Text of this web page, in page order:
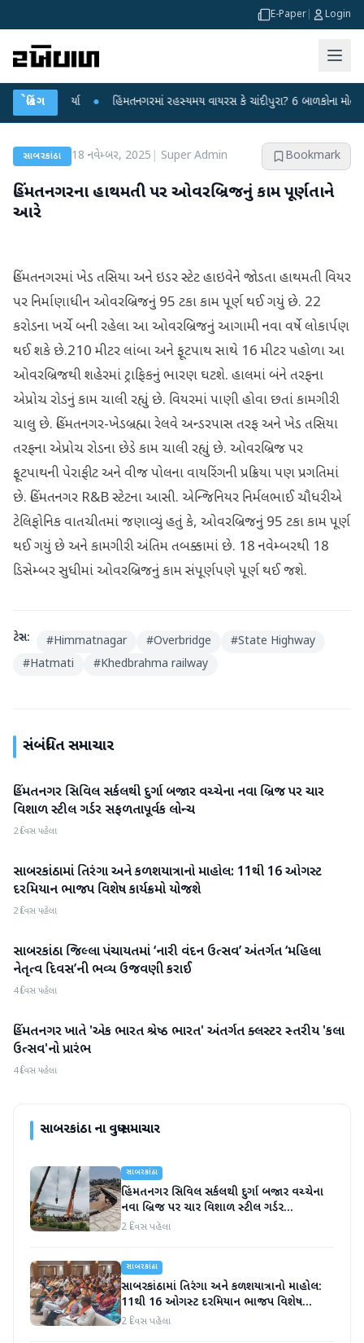
E-Paper Login
બ્રેકિંગ
કર્યા હિંમતનગરમાં રહસ્યમય વાયરસ કે ચાંદીપુરા? 6 બાળકોના મોતથી ફફડાટ
સાબરકાંઠા 18 નવેમ્બર, 2025 Super Admin Bookmark
હિંમતનગરના હાથમતી પર ઓવરબ્રિજનું કામ પૂર્ણતાને
આરે
હિંમતનગરમાં ખેડ તસિયા અને ઇડર સ્ટેટ હાઇવેને જોડતા હાથમતી વિયર
પર નિર્માણાધીન ઓવરબ્રિજનું 95 ટકા કામ પૂર્ણ થઈ ગયું છે. 22
કરોડના ખર્ચે બની રહેલા આ ઓવરબ્રિજનું આગામી નવા વર્ષે લોકાર્પણ
થઈ શકે છે.210 મીટર લાંબા અને ફૂટપાથ સાથે 16 મીટર પહોળા આ
ઓવરબ્રિજથી શહેરમાં ટ્રાફિકનું ભારણ ઘટશે. હાલમાં બંને તરફના
એપ્રોચ રોડનું કામ ચાલી રહ્યું છે. વિયરમાં પાણી હોવા છતાં કામગીરી
ચાલુ છે. હિંમતનગર-ખેડબ્રહ્મા રેલવે અન્ડરપાસ તરફ અને ખેડ તસિયા
તરફના એપ્રોચ રોડના છેડે કામ ચાલી રહ્યું છે. ઓવરબ્રિજ પર
ફૂટપાથની પેરાફીટ અને વીજ પોલના વાયરિંગની પ્રક્રિયા પણ પ્રગતિમાં
છે. હિંમતનગર R&B સ્ટેટના આસી. એન્જિનિયર નિર્મલભાઈ ચૌધરીએ
ટેલિફોનિક વાતચીતમાં જણાવ્યું હતું કે, ઓવરબ્રિજનું 95 ટકા કામ પૂર્ણ
થઈ ગયું છે અને કામગીરી અંતિમ તબક્કામાં છે. 18 નવેમ્બરથી 18
ડિસેમ્બર સુધીમાં ઓવરબ્રિજનું કામ સંપૂર્ણપણે પૂર્ણ થઈ જશે.
ટેગ્સ: #Himmatnagar #Overbridge #State Highway
#Hatmati #Khedbrahma railway
સંબંધિત સમાચાર
સાબરકાંઠા
હિંમતનગર સિવિલ સર્કલથી દુર્ગા બજાર વચ્ચેના નવા બ્રિજ પર ચાર
વિશાળ સ્ટીલ ગર્ડર સફળતાપૂર્વક લોન્ચ
2 દિવસ પહેલા
સાબરકાંઠા
સાબરકાંઠામાં તિરંગા અને કળશયાત્રાનો માહોલ: 11થી 16 ઓગસ્ટ
દરમિયાન ભાજપ વિશેષ કાર્યક્રમો યોજશે
2 દિવસ પહેલા
સાબરકાંઠા
સાબરકાંઠા જિલ્લા પંચાયતમાં ‘નારી વંદન ઉત્સવ’ અંતર્ગત ‘મહિલા
નેતૃત્વ દિવસ’ની ભવ્ય ઉજવણી કરાઈ
4 દિવસ પહેલા
સાબરકાંઠા
હિંમતનગર ખાતે 'એક ભારત શ્રેષ્ઠ ભારત' અંતર્ગત ક્લસ્ટર સ્તરીય 'કલા
ઉત્સવ'નો પ્રારંભ
4 દિવસ પહેલા
સાબરકાંઠાના વધુ સમાચાર
સાબરકાંઠા
હિંમતનગર સિવિલ સર્કલથી દુર્ગા બજાર વચ્ચેના
નવા બ્રિજ પર ચાર વિશાળ સ્ટીલ ગર્ડર
સફળતાપૂર્વક લોન્ચ
2 દિવસ પહેલા
સાબરકાંઠા
સાબરકાંઠામાં તિરંગા અને કળશયાત્રાનો માહોલ:
11થી 16 ઓગસ્ટ દરમિયાન ભાજપ વિશેષ
કાર્યક્રમો યોજશે
2 દિવસ પહેલા